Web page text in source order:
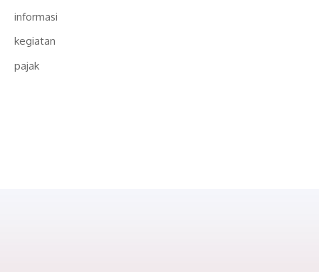
informasi
kegiatan
pajak